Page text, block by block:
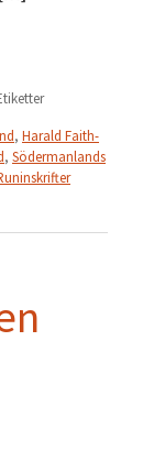
, Harald Faith-
, Södermanlands